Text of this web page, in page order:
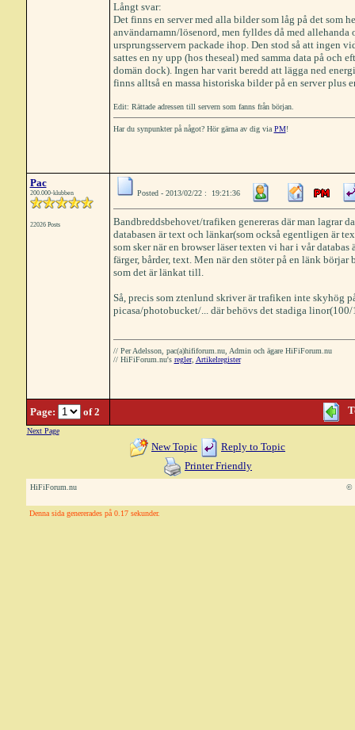
Långt svar:
Det finns en server med alla bilder som låg på det som
användarnamn/lösenord, men fylldes då med
ursprungsservern packade ihop. Den stod så att ingen
sattes en ny upp (hos theseal) med samma data på
domän dock). Ingen har varit beredd att lägga ned
finns alltså en massa historiska bilder på en server plus
Edit: Rättade adressen till servern som fanns från början.
Har du synpunkter på något? Hör gärna av dig via PM!
Pac
200.000-klubben
22026 Posts
Posted - 2013/02/22 : 19:21:36
Bandbreddsbehovet/trafiken genereras där man lagrar
databasen är text och länkar(som också egentligen är
som sker när en browser läser texten vi har i vår
färger, bårder, text. Men när den stöter på en länk
som det är länkat till.
Så, precis som ztenlund skriver är trafiken inte skyhög
picasa/photobucket/... där behövs det stadiga
// Per Adelsson, pac(a)hififorum.nu, Admin och ägare HiFiForum.nu
// HiFiForum.nu's regler, Artikelregister
Page: of 2
Next Page
New Topic
Reply to Topic
Printer Friendly
HiFiForum.nu ©
Denna sida genererades på 0.17 sekunder.